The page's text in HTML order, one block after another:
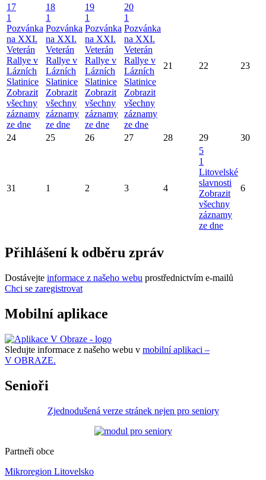
17
1
Pozvánka
na XXI.
Veterán
Rallye v
Lázních
Slatinice
Zobrazit
všechny
záznamy
ze dne
18
1
Pozvánka
na XXI.
Veterán
Rallye v
Lázních
Slatinice
Zobrazit
všechny
záznamy
ze dne
19
1
Pozvánka
na XXI.
Veterán
Rallye v
Lázních
Slatinice
Zobrazit
všechny
záznamy
ze dne
20
1
Pozvánka
na XXI.
Veterán
Rallye v
Lázních
Slatinice
Zobrazit
všechny
záznamy
ze dne
21 22 23
24 25 26 27 28 29 30
31 1 2 3 4
5
1
Litovelské
slavnosti
Zobrazit
všechny
záznamy
ze dne
6
Přihlášení k odběru zpráv
Dostávejte informace z našeho webu prostřednictvím e-mailů
Chci se zaregistrovat
Mobilní aplikace
Sledujte informace z našeho webu v mobilní aplikaci –
V OBRAZE.
Senioři
Zjednodušená verze stránek nejen pro seniory
Partneři obce
Mikroregion Litovelsko